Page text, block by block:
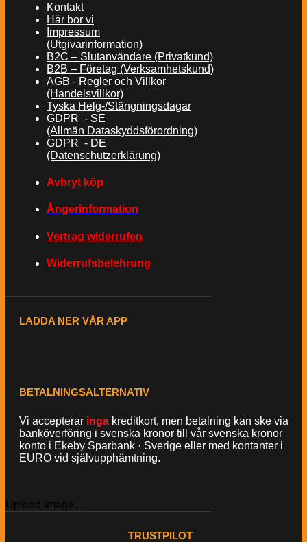
Kontakt
Här bor vi
Impressum
(Utgivarinformation)
B2C – Slutanvändare (Privatkund)
B2B – Företag (Verksamhetskund)
AGB - Regler och Villkor
(Handelsvillkor)
Tyska Helg-/Stängningsdagar
GDPR - SE
(Allmän Dataskyddsförordning)
GDPR - DE
(Datenschutzerklärung)
Avbryt köp
Ångerinformation
Vertrag widerrufen
Widerrufsbelehrung
LADDA NER VÅR APP
BETALNINGSALTERNATIV
Vi accepterar inga kreditkort, men betalning kan ske via
banköverföring i svenska kronor till vår svenska kronor
konto i Ekeby Sparbank · Sverige eller med kontanter i
EURO vid självupphämtning.
Upload Image...
TRUSTPILOT